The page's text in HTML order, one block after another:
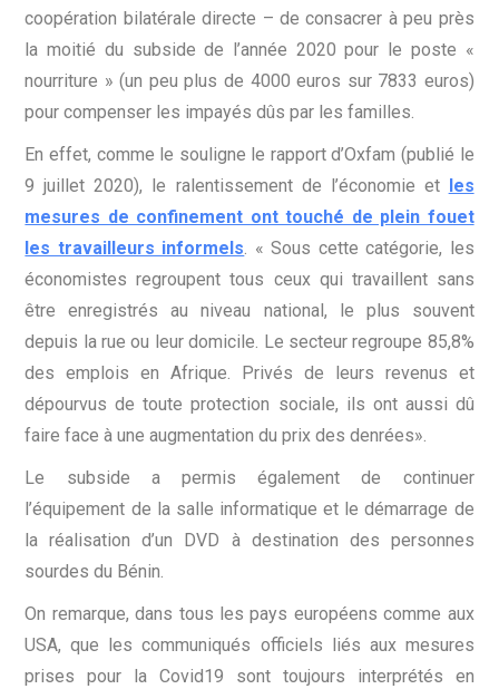
coopération bilatérale directe – de consacrer à peu près
la moitié du subside de l’année 2020 pour le poste «
nourriture » (un peu plus de 4000 euros sur 7833 euros)
pour compenser les impayés dûs par les familles.
En effet, comme le souligne le rapport d’Oxfam (publié le
9 juillet 2020), le ralentissement de l’économie et les
mesures de confinement ont touché de plein fouet
les travailleurs informels. « Sous cette catégorie, les
économistes regroupent tous ceux qui travaillent sans
être enregistrés au niveau national, le plus souvent
depuis la rue ou leur domicile. Le secteur regroupe 85,8%
des emplois en Afrique. Privés de leurs revenus et
dépourvus de toute protection sociale, ils ont aussi dû
faire face à une augmentation du prix des denrées».
Le subside a permis également de continuer
l’équipement de la salle informatique et le démarrage de
la réalisation d’un DVD à destination des personnes
sourdes du Bénin.
On remarque, dans tous les pays européens comme aux
USA, que les communiqués officiels liés aux mesures
prises pour la Covid19 sont toujours interprétés en